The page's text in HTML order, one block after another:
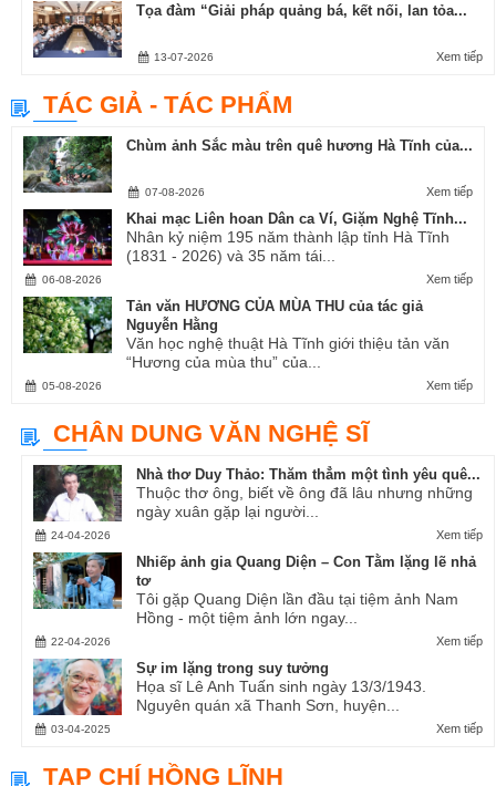
Tọa đàm “Giải pháp quảng bá, kết nối, lan tỏa...
Xem tiếp
13-07-2026
TÁC GIẢ - TÁC PHẨM
Chùm ảnh Sắc màu trên quê hương Hà Tĩnh của...
Xem tiếp
07-08-2026
Khai mạc Liên hoan Dân ca Ví, Giặm Nghệ Tĩnh...
Nhân kỷ niệm 195 năm thành lập tỉnh Hà Tĩnh
(1831 - 2026) và 35 năm tái...
Xem tiếp
06-08-2026
Tản văn HƯƠNG CỦA MÙA THU của tác giả
Nguyễn Hằng
Văn học nghệ thuật Hà Tĩnh giới thiệu tản văn
“Hương của mùa thu” của...
Xem tiếp
05-08-2026
CHÂN DUNG VĂN NGHỆ SĨ
Nhà thơ Duy Thảo: Thăm thẳm một tình yêu quê...
Thuộc thơ ông, biết về ông đã lâu nhưng những
ngày xuân gặp lại người...
Xem tiếp
24-04-2026
Nhiếp ảnh gia Quang Diện – Con Tằm lặng lẽ nhả
tơ
Tôi gặp Quang Diện lần đầu tại tiệm ảnh Nam
Hồng - một tiệm ảnh lớn ngay...
Xem tiếp
22-04-2026
Sự im lặng trong suy tưởng
Họa sĩ Lê Anh Tuấn sinh ngày 13/3/1943.
Nguyên quán xã Thanh Sơn, huyện...
Xem tiếp
03-04-2025
TẠP CHÍ HỒNG LĨNH